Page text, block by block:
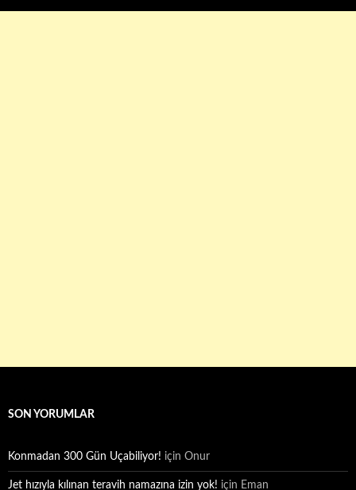
SON YORUMLAR
Konmadan 300 Gün Uçabiliyor! için Onur
Jet hızıyla kılınan teravih namazına izin yok! için Eman